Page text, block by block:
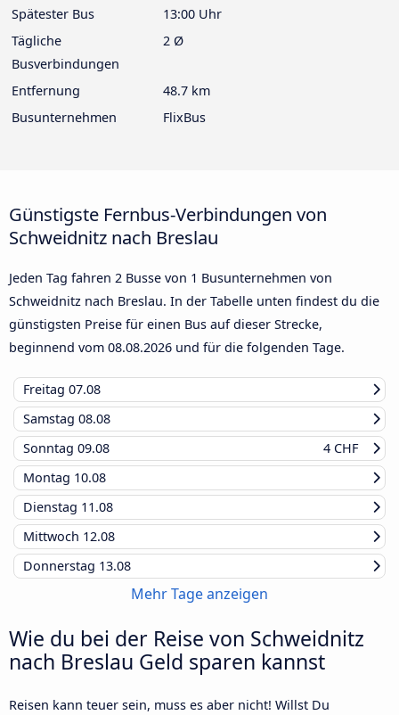
Spätester Bus
13:00 Uhr
Tägliche
Busverbindungen
2 Ø
Entfernung
48.7 km
Busunternehmen
FlixBus
Günstigste Fernbus-Verbindungen von
Schweidnitz nach Breslau
Jeden Tag fahren 2 Busse von 1 Busunternehmen von
Schweidnitz nach Breslau. In der Tabelle unten findest du die
günstigsten Preise für einen Bus auf dieser Strecke,
beginnend vom 08.08.2026 und für die folgenden Tage.
Freitag 07.08
Samstag 08.08
Sonntag 09.08
4 CHF
Montag 10.08
Dienstag 11.08
Mittwoch 12.08
Donnerstag 13.08
Mehr Tage anzeigen
Wie du bei der Reise von Schweidnitz
nach Breslau Geld sparen kannst
Reisen kann teuer sein, muss es aber nicht! Willst Du